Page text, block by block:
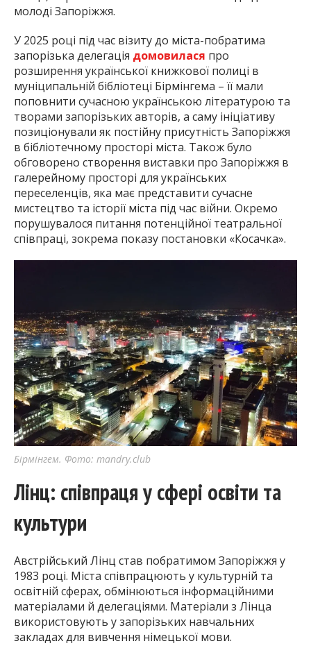
молоді Запоріжжя.
У 2025 році під час візиту до міста-побратима
запорізька делегація домовилася про
розширення української книжкової полиці в
муніципальній бібліотеці Бірмінгема – її мали
поповнити сучасною українською літературою та
творами запорізьких авторів, а саму ініціативу
позиціонували як постійну присутність Запоріжжя
в бібліотечному просторі міста. Також було
обговорено створення виставки про Запоріжжя в
галерейному просторі для українських
переселенців, яка має представити сучасне
мистецтво та історії міста під час війни. Окремо
порушувалося питання потенційної театральної
співпраці, зокрема показу постановки «Косачка».
Бірмінгем. Фото: mandry.club
Лінц: співпраця у сфері освіти та
культури
Австрійський Лінц став побратимом Запоріжжя у
1983 році. Міста співпрацюють у культурній та
освітній сферах, обмінюються інформаційними
матеріалами й делегаціями. Матеріали з Лінца
використовують у запорізьких навчальних
закладах для вивчення німецької мови.